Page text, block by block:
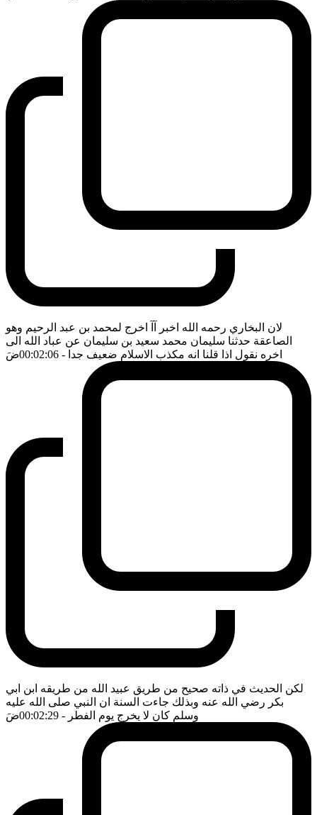
لان البخاري رحمه الله اخبر آآ اخرج لمحمد بن عبد الرحيم وهو
الصاعقة حدثنا سليمان محمد سعيد بن سليمان عن عباد الله الى
اخره نقول اذا قلنا انه مكذب الاسلام ضعيف جدا - 00:02:06 ضَ
لكن الحديث في ذاته صحيح من طريق عبيد الله من طريقه ابن ابي
بكر رضي الله عنه وبذلك جاءت السنة ان النبي صلى الله عليه
وسلم كان لا يخرج يوم الفطر - 00:02:29 ضَ